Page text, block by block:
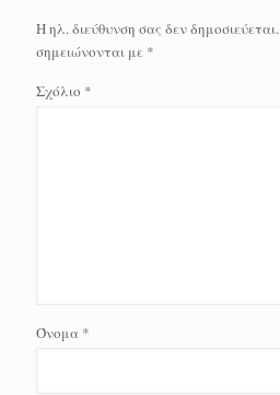
Η ηλ. διεύθυνση σας δεν δημοσιεύεται.
σημειώνονται με *
Σχόλιο *
Όνομα *